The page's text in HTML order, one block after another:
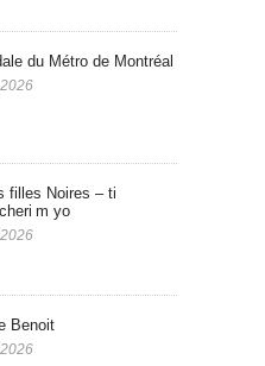
du Métro de Montréal
filles Noires – ti
m yo
Benoit